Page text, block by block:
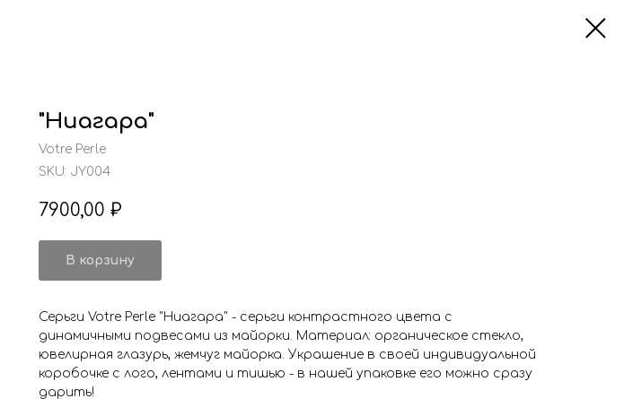
"Ниагара"
Votre Perle
SKU: JY004
7900,00 ₽
В корзину
Серьги Votre Perle "Ниагара" - серьги контрастного цвета с
динамичными подвесами из майорки. Материал: органическое стекло,
ювелирная глазурь, жемчуг майорка. Украшение в своей индивидуальной
коробочке с лого, лентами и тишью - в нашей упаковке его можно сразу
дарить!